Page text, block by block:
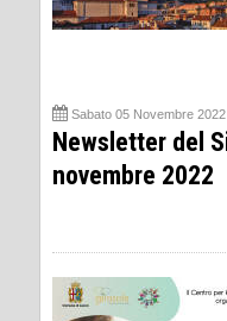
Sabato 05 Novembre 2022
Newsletter del
novembre 2022